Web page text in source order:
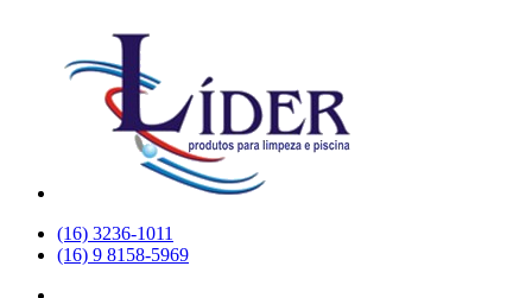
(16) 3236-1011
(16) 9 8158-5969